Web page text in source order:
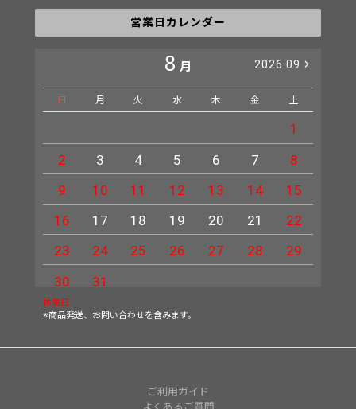
営業日カレンダー
8 月 2026.09
日 月 火 水 木 金 土
1
2
3 4 5 6 7
8
9
10 11 12 13 14
15
16
17 18 19 20 21
22
23
24 25 26 27 28
29
30
31
休業日
※商品発送、お問い合わせを含みます。
ご利用ガイド